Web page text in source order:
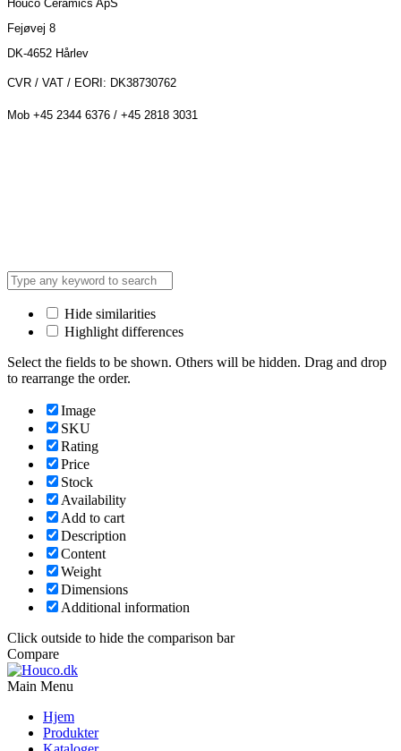
Houco Ceramics ApS
Fejøvej 8
DK-4652 Hårlev
CVR / VAT / EORI: DK38730762
Mob +45 2344 6376 / +45 2818 3031
Hide similarities
Highlight differences
Select the fields to be shown. Others will be hidden. Drag and drop
to rearrange the order.
Image
SKU
Rating
Price
Stock
Availability
Add to cart
Description
Content
Weight
Dimensions
Additional information
Click outside to hide the comparison bar
Compare
Main Menu
Hjem
Produkter